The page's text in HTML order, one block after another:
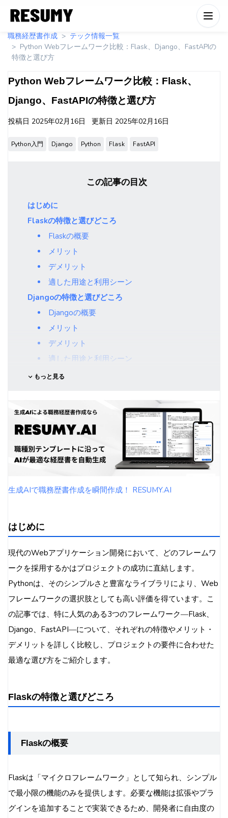
職務経歴書作成
テック情報一覧
Python Webフレームワーク比較：Flask、Django、FastAPIの
特徴と選び方
Python Webフレームワーク比較：Flask、
Django、FastAPIの特徴と選び方
投稿日 2025年02月16日 更新日 2025年02月16日
Python入門 Django Python Flask FastAPI
この記事の目次
はじめに
Flaskの特徴と選びどころ
Flaskの概要
メリット
デメリット
適した用途と利用シーン
Djangoの特徴と選びどころ
Djangoの概要
メリット
デメリット
適した用途と利用シーン
FastAPIの特徴と選びどころ
適した用途と利用シーン
フレームワーク比較のポイント
開発スピードと学習コスト
パフォーマンスとスケーラビリティ
どのフレームワークを選ぶべきか
もっと見る
生成AIで職務歴書作成を瞬間作成！ RESUMY.AI
はじめに
現代のWebアプリケーション開発において、どのフレームワ
ークを採用するかはプロジェクトの成功に直結します。
Pythonは、そのシンプルさと豊富なライブラリにより、Web
フレームワークの選択肢としても高い評価を得ています。こ
の記事では、特に人気のある3つのフレームワーク―Flask、
Django、FastAPI―について、それぞれの特徴やメリット・
デメリットを詳しく比較し、プロジェクトの要件に合わせた
最適な選び方をご紹介します。
Flaskの特徴と選びどころ
Flaskの概要
Flaskは「マイクロフレームワーク」として知られ、シンプル
で最小限の機能のみを提供します。必要な機能は拡張やプラ
グインを追加することで実装できるため、開発者に自由度の